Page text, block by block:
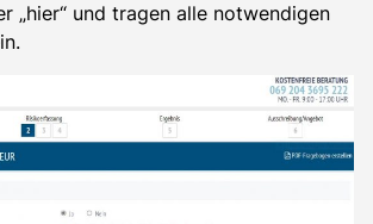
„hier“ und tragen alle notwendigen